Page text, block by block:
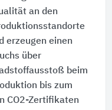
an den
erzeugen einen
über
beim
bis zum
CO2-Zertifikaten